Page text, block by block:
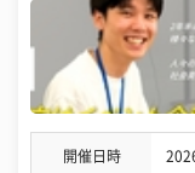
開催日時